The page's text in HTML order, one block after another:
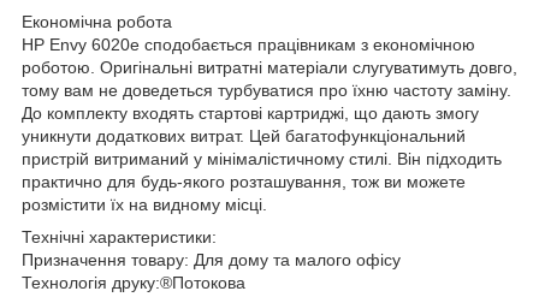
Економічна робота
HP Envy 6020e сподобається працівникам з економічною
роботою. Оригінальні витратні матеріали слугуватимуть довго,
тому вам не доведеться турбуватися про їхню частоту заміну.
До комплекту входять стартові картриджі, що дають змогу
уникнути додаткових витрат. Цей багатофункціональний
пристрій витриманий у мінімалістичному стилі. Він підходить
практично для будь-якого розташування, тож ви можете
розмістити їх на видному місці.
Технічні характеристики:
Призначення товару: Для дому та малого офісу
Технологія друку:®Потокова